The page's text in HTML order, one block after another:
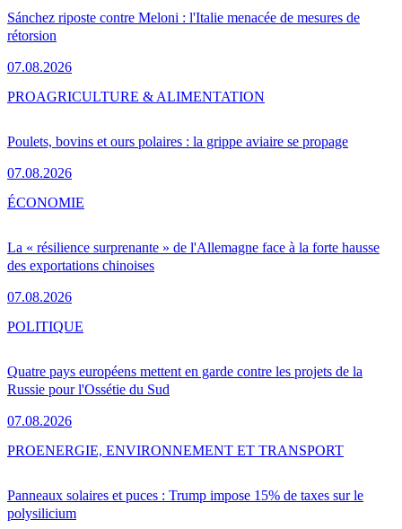
Sánchez riposte contre Meloni : l'Italie menacée de mesures de
rétorsion
07.08.2026
Poulets, bovins et ours polaires : la grippe aviaire se propage
07.08.2026
PROAGRICULTURE & ALIMENTATION
La « résilience surprenante » de l'Allemagne face à la forte hausse
des exportations chinoises
07.08.2026
ÉCONOMIE
Quatre pays européens mettent en garde contre les projets de la
Russie pour l'Ossétie du Sud
07.08.2026
POLITIQUE
Panneaux solaires et puces : Trump impose 15% de taxes sur le
polysilicium
PROENERGIE, ENVIRONNEMENT ET TRANSPORT